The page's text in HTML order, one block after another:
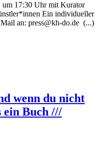
um 17:30 Uhr mit Kurator
Ein individueller
an: press@kh-do.de (...)
wenn du nicht
ein Buch ///